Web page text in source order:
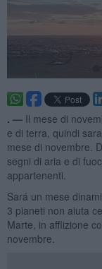
. — Il mese di
e di terra, quindi
mese di novembre.
segni di aria e di
appartenenti.
Sará un mese
3 pianeti non aiuta
Marte, in afflizione
novembre.